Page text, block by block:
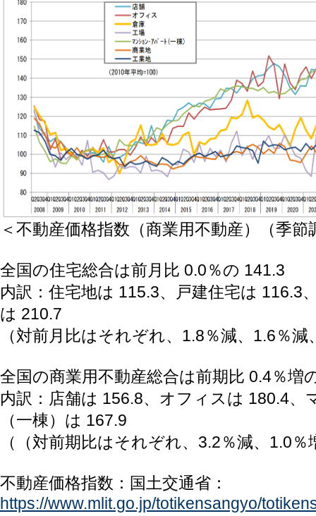
＜不動産価格指数（商業用不動産）（季
全国の住宅総合は前月比 0.0％の 141.3
内訳：住宅地は 115.3、戸建住宅は 116.3
は 210.7
（対前月比はそれぞれ、1.8％減、1.6％減
全国の商業用不動産総合は前期比 0.4％増
内訳：店舗は 156.8、オフィスは 180.4、
（一棟）は 167.9
（（対前期比はそれぞれ、3.2％減、1.0％
不動産価格指数：国土交通省：
https://www.mlit.go.jp/totikensangyo/